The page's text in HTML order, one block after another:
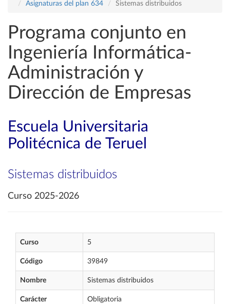
Asignaturas del plan 634
Sistemas distribuidos
Programa conjunto en
Ingeniería Informática-
Administración y
Dirección de Empresas
Escuela Universitaria
Politécnica de Teruel
Sistemas distribuidos
Curso 2025-2026
Curso 5
Código 39849
Nombre Sistemas distribuidos
Carácter Obligatoria